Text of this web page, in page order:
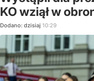
KO wziął w
Dodano: dzisiaj 10:29